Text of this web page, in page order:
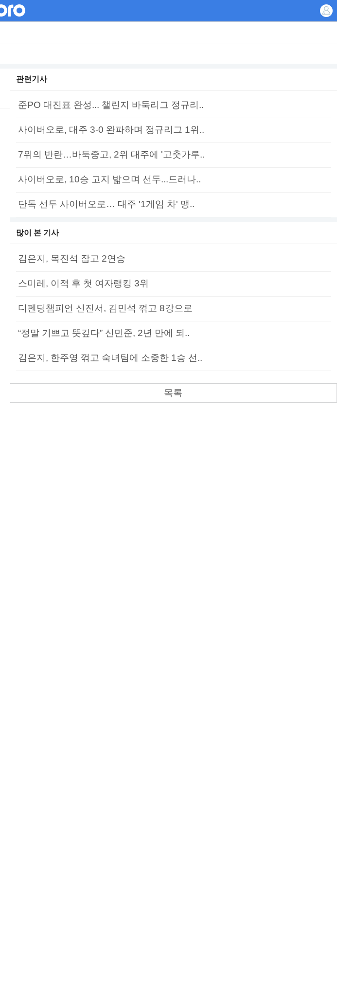
관련기사
준PO 대진표 완성... 챌린지 바둑리그 정규리..
사이버오로, 대주 3-0 완파하며 정규리그 1위..
7위의 반란…바둑중고, 2위 대주에 '고춧가루..
사이버오로, 10승 고지 밟으며 선두...드러나..
단독 선두 사이버오로… 대주 '1게임 차' 맹..
많이 본 기사
김은지, 목진석 잡고 2연승
스미레, 이적 후 첫 여자랭킹 3위
디펜딩챔피언 신진서, 김민석 꺾고 8강으로
“정말 기쁘고 뜻깊다” 신민준, 2년 만에 되..
김은지, 한주영 꺾고 숙녀팀에 소중한 1승 선..
목록